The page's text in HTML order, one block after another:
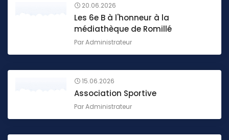
20.06.2026
Les 6e B à l'honneur à la
médiathèque de Romillé
ParAdministrateur
15.06.2026
Association Sportive
ParAdministrateur